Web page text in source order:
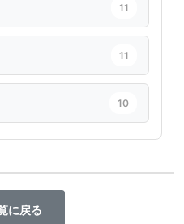
11
11
10
に戻る